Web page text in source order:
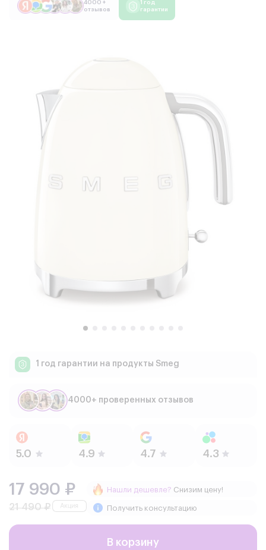
4000 +
отзывов
1 год
гарантии
1 год гарантии на продукты Smeg
4000+ проверенных отзывов
17 990 ₽
21 490 ₽
Нашли дешевле? Снизим цену!
Получить консультацию
В корзину